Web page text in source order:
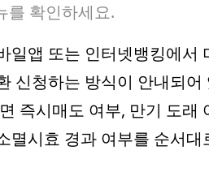
를 확인하세요.
일앱 또는 인터넷뱅킹에서
신청하는 방식이 안내되어
즉시매도 여부, 만기 도래
멸시효 경과 여부를 순서대